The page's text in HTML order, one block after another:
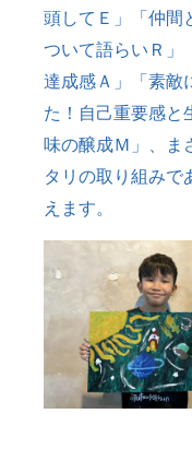
頭してＥ」「仲間
ついて語らいＲ」
達成感Ａ」「素敵
た！自己重要感と
味の醸成Ｍ」、ま
タリの取り組みで
えます。